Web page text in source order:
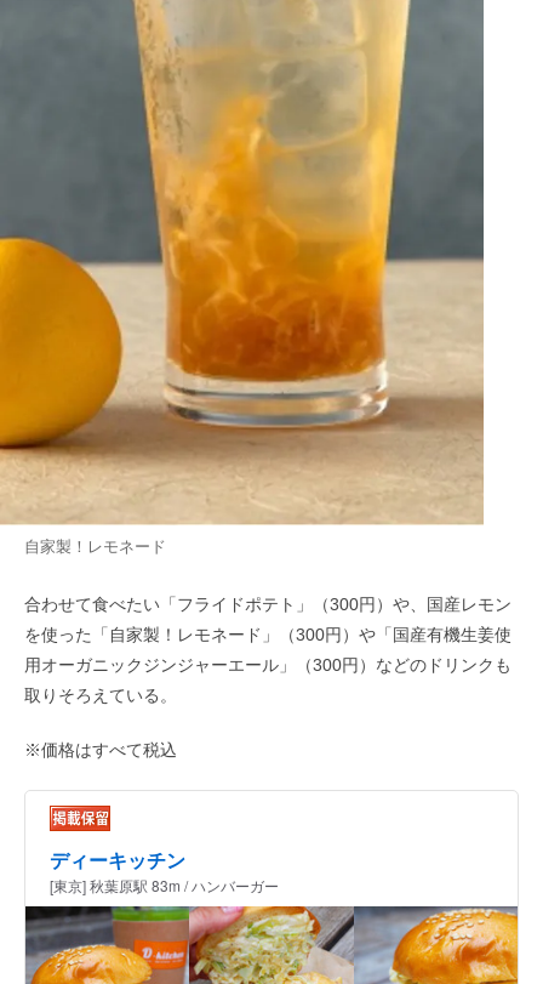
自家製！レモネード
合わせて食べたい「フライドポテト」（300円）や、国産レモン
を使った「自家製！レモネード」（300円）や「国産有機生姜使
用オーガニックジンジャーエール」（300円）などのドリンクも
取りそろえている。
※価格はすべて税込
ディーキッチン
[東京] 秋葉原駅 83m / ハンバーガー